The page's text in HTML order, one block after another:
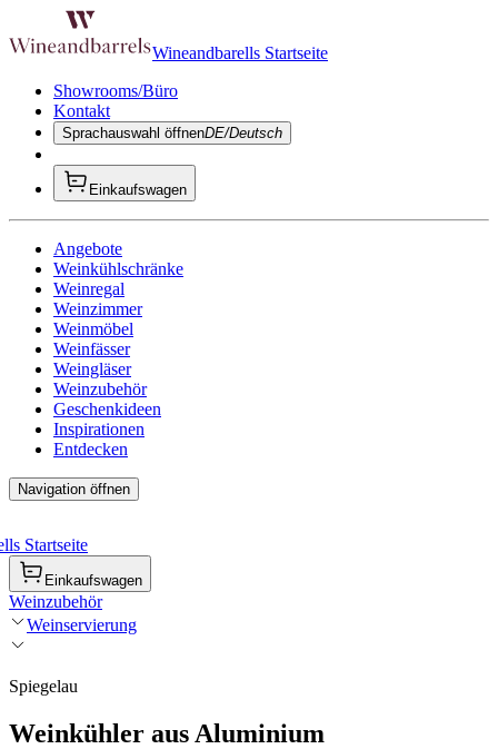
Wineandbarells Startseite
Showrooms/Büro
Kontakt
Sprachauswahl öffnenDE/Deutsch
Einkaufswagen
Angebote
Weinkühlschränke
Weinregal
Weinzimmer
Weinmöbel
Weinfässer
Weingläser
Weinzubehör
Geschenkideen
Inspirationen
Entdecken
Navigation öffnen
Startseite
Einkaufswagen
Weinzubehör
Weinservierung
Spiegelau
Weinkühler aus Aluminium